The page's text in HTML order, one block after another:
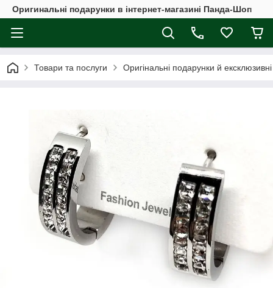
Оригинальні подарунки в інтернет-магазині Панда-Шоп
Товари та послуги Оригінальні подарунки й